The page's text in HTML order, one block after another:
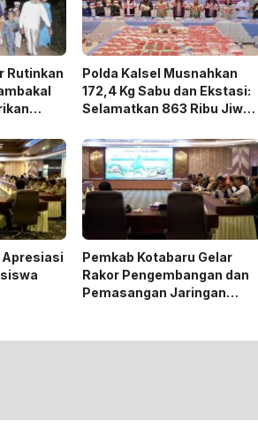
Rutinkan
Polda Kalsel Musnahkan
172,4 Kg Sabu dan Ekstasi:
Selamatkan 863 Ribu Jiwa
4,3 Triliun
Apresiasi
Pemkab Kotabaru Gelar
Rakor Pengembangan dan
Pemasangan Jaringan